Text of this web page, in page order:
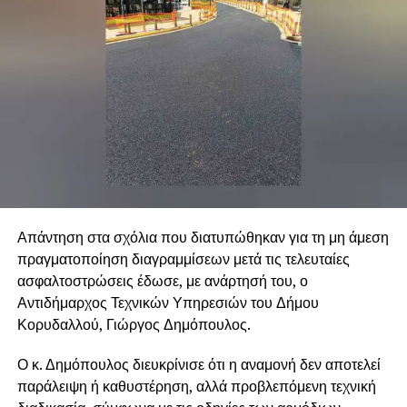
Απάντηση στα σχόλια που διατυπώθηκαν για τη μη άμεση
πραγματοποίηση διαγραμμίσεων μετά τις τελευταίες
ασφαλτοστρώσεις έδωσε, με ανάρτησή του, ο
Αντιδήμαρχος Τεχνικών Υπηρεσιών του Δήμου
Κορυδαλλού, Γιώργος Δημόπουλος.
Ο κ. Δημόπουλος διευκρίνισε ότι η αναμονή δεν αποτελεί
παράλειψη ή καθυστέρηση, αλλά προβλεπόμενη τεχνική